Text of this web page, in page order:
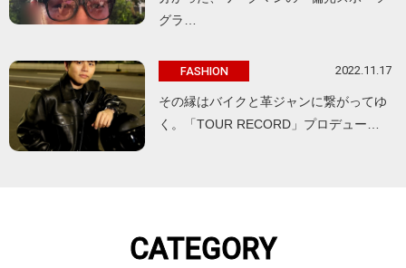
グラ…
FASHION 2022.11.17
その縁はバイクと革ジャンに繋がってゆ
く。「TOUR RECORD」プロデュー…
CATEGORY